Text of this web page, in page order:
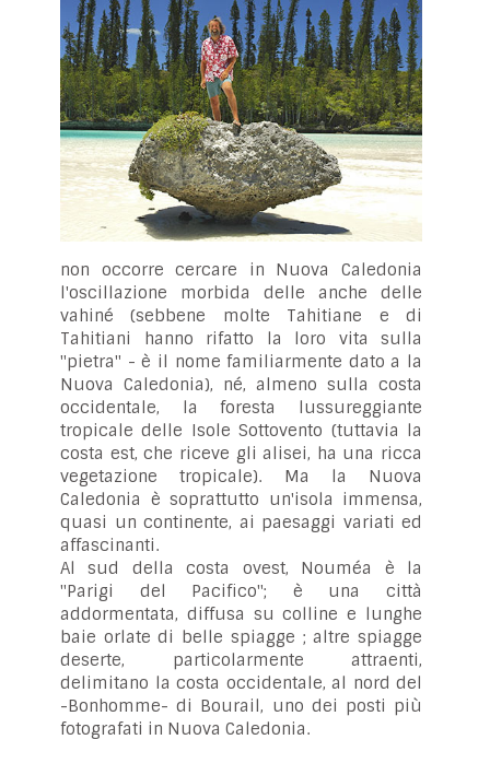
non occorre cercare in Nuova Caledonia
l'oscillazione morbida delle anche delle
vahiné (sebbene molte Tahitiane e di
Tahitiani hanno rifatto la loro vita sulla
"pietra" - è il nome familiarmente dato a la
Nuova Caledonia), né, almeno sulla costa
occidentale, la foresta lussureggiante
tropicale delle Isole Sottovento (tuttavia la
costa est, che riceve gli alisei, ha una ricca
vegetazione tropicale). Ma la Nuova
Caledonia è soprattutto un'isola immensa,
quasi un continente, ai paesaggi variati ed
affascinanti.
Al sud della costa ovest, Nouméa è la
"Parigi del Pacifico"; è una città
addormentata, diffusa su colline e lunghe
baie orlate di belle spiagge ; altre spiagge
deserte, particolarmente attraenti,
delimitano la costa occidentale, al nord del
-Bonhomme- di Bourail, uno dei posti più
fotografati in Nuova Caledonia.